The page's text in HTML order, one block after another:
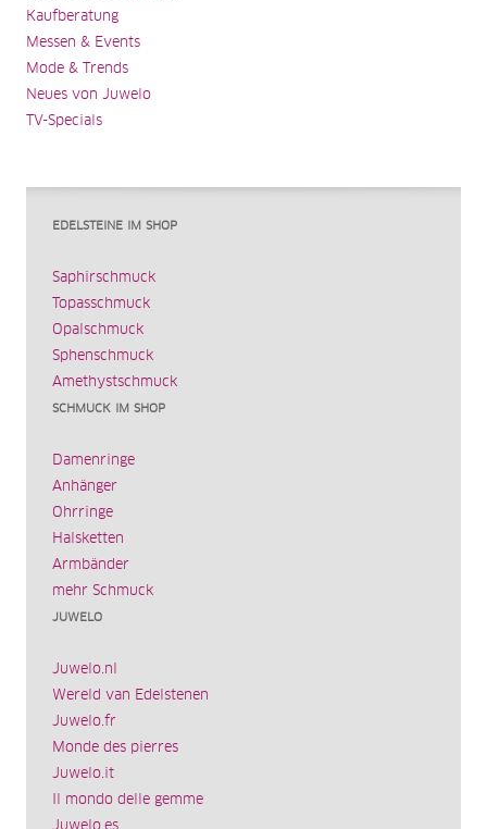
Kaufberatung
Messen & Events
Mode & Trends
Neues von Juwelo
TV-Specials
EDELSTEINE IM SHOP
Saphirschmuck
Topasschmuck
Opalschmuck
Sphenschmuck
Amethystschmuck
SCHMUCK IM SHOP
Damenringe
Anhänger
Ohrringe
Halsketten
Armbänder
mehr Schmuck
JUWELO
Juwelo.nl
Wereld van Edelstenen
Juwelo.fr
Monde des pierres
Juwelo.it
Il mondo delle gemme